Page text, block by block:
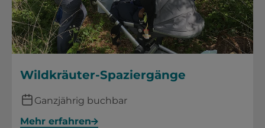
Wildkräuter-Spaziergänge
Ganzjährig buchbar
Mehr erfahren